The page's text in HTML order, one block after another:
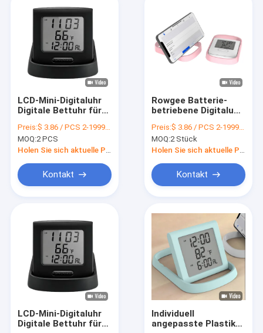
LCD-Mini-Digitaluhr
Digitale Bettuhr für
modisches Design
Preis:$ 3.86 / PCS 2-1999 PCS
MOQ:2 PCS
Kontakt
Rowgee Batterie-
betriebene Digitaluhr
Schüler Schule
Preis:$ 3.86 / PCS 2-1999 PCS
MOQ:2 Stück
Kontakt
LCD-Mini-Digitaluhr
Digitale Bettuhr für
Individuell
angepasste Plastik-